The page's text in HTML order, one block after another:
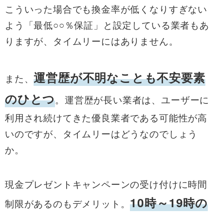
こういった場合でも換金率が低くなりすぎない
よう「最低○○％保証」と設定している業者もあ
りますが、タイムリーにはありません。
また、運営歴が不明なことも不安要素
のひとつ。運営歴が長い業者は、ユーザーに
利用され続けてきた優良業者である可能性が高
いのですが、タイムリーはどうなのでしょう
か。
現金プレゼントキャンペーンの受け付けに時間
制限があるのもデメリット。10時～19時の